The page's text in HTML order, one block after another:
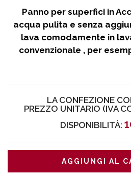
Panno per superfici in
acqua pulita e senza
lava comodamente in
convenzionale , per
.
LA CONFEZIONE
PREZZO UNITARIO (IVA
DISPONIBILITÀ:
AGGIUNGI AL